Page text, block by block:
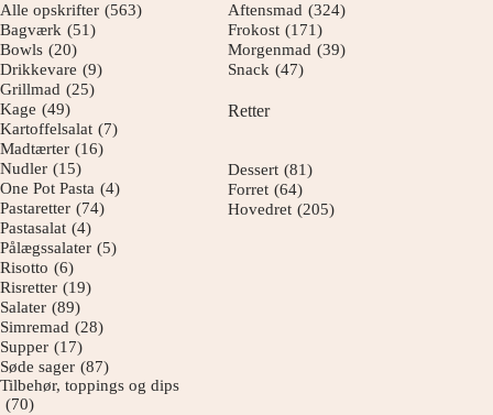
Alle opskrifter (563)
Bagværk (51)
Bowls (20)
Drikkevare (9)
Grillmad (25)
Kage (49)
Kartoffelsalat (7)
Madtærter (16)
Nudler (15)
One Pot Pasta (4)
Pastaretter (74)
Pastasalat (4)
Pålægssalater (5)
Risotto (6)
Risretter (19)
Salater (89)
Simremad (28)
Supper (17)
Søde sager (87)
Tilbehør, toppings og dips
(70)
Aftensmad (324)
Frokost (171)
Morgenmad (39)
Snack (47)
Retter
Dessert (81)
Forret (64)
Hovedret (205)